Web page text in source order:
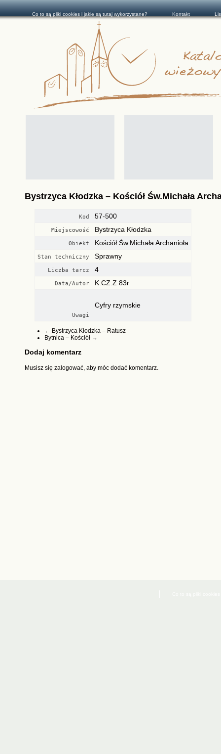
Bystrzyca Kłodzka – Kościół Św.Michała
Kod 57-500
Miejscowość Bystrzyca Kłodzka
Obiekt Kościół Św.Michała Archanioła
Stan techniczny Sprawny
Liczba tarcz 4
Data/Autor K.CZ.Z 83r
Uwagi
Cyfry rzymskie
← Bystrzyca Kłodzka – Ratusz
Bytnica – Kościół →
Dodaj komentarz
Musisz się zalogować, aby móc dodać komentarz.
Co to są pliki cookies i jakie są tutaj wykorzystane? Kontakt